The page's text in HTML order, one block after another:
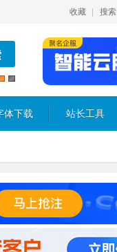
收藏 搜索
体下载 站长工具